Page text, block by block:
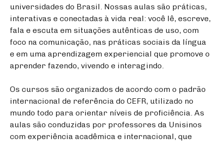
universidades do Brasil. Nossas aulas são práticas,
interativas e conectadas à vida real: você lê, escreve,
fala e escuta em situações autênticas de uso, com
foco na comunicação, nas práticas sociais da língua
e em uma aprendizagem experiencial que promove o
aprender fazendo, vivendo e interagindo.
Os cursos são organizados de acordo com o padrão
internacional de referência do CEFR, utilizado no
mundo todo para orientar níveis de proficiência. As
aulas são conduzidas por professores da Unisinos
com experiência acadêmica e internacional, que